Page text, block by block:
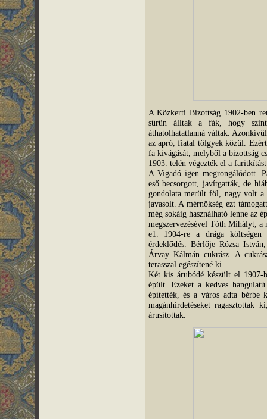
A Közkerti Bizottság 1902-ben
sűrűn álltak a fák, hogy
áthatolhatatlanná váltak.
az apró, fiatal tölgyek közül.
fa kivágását, melyből a bizottság
1903. telén végezték el a
A Vigadó igen megrongálódott.
eső becsorgott, javítgatták, de
gondolata merült föl, nagy volt a
javasolt. A mérnökség ezt
még sokáig használható lenne az
megszervezésével Tóth Mihályt,
e1. 1904-re a drága
érdeklődés. Bérlője Rózsa
Árvay Kálmán cukrász. A
terasszal egészítené ki.
Két kis árubódé készült el 1907-
épült. Ezeket a kedves
építették, és a város adta bérbe
magánhirdetéseket ragasztottak
árusítottak.